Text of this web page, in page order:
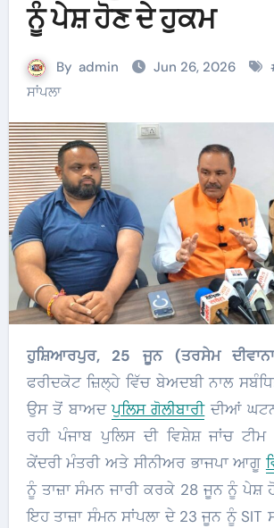
ਨੂੰ ਪੇਸ਼ ਹੋਣ ਦੇ ਹੁਕਮ
By admin Jun 26, 2026
ਸਾਂਪਲਾ
​ਹੁਸ਼ਿਆਰਪੁਰ, 25 ਜੂਨ (ਤਰਸੇਮ
ਫਰੀਦਕੋਟ ਜ਼ਿਲ੍ਹੇ ਵਿੱਚ ਬੇਅਦਬੀ ਨਾਲ
ਉਸ ਤੋਂ ਬਾਅਦਪੁਲਿਸ ਗੋਲੀਬਾਰੀਦੀਆਂ
ਰਹੀ ਪੰਜਾਬ ਪੁਲਿਸ ਦੀ ਵਿਸ਼ੇਸ਼ ਜਾਂਚ ਟੀਮ
ਕੇਂਦਰੀ ਮੰਤਰੀ ਅਤੇ ਸੀਨੀਅਰ ਭਾਜਪਾ ਆਗੂ
ਨੂੰ ਤਾਜ਼ਾ ਸੰਮਨ ਜਾਰੀ ਕਰਕੇ 28 ਜੂਨ ਨੂੰ ਪੇਸ਼
ਇਹ ਤਾਜ਼ਾ ਸੰਮਨ ਸਾਂਪਲਾ ਦੇ 23 ਜੂਨ ਨੂੰ SIT